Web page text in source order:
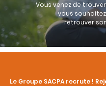
Vous venez de
vous
retrouver
Le Groupe SACPA recrute !